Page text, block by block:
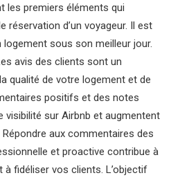
les premiers éléments qui
réservation d’un voyageur. Il est
sous son meilleur jour.
avis des clients sont un
qualité de votre logement et de
positifs et des notes
visibilité sur Airbnb et augmentent
aux commentaires des
et proactive contribue à
fidéliser vos clients. L’objectif